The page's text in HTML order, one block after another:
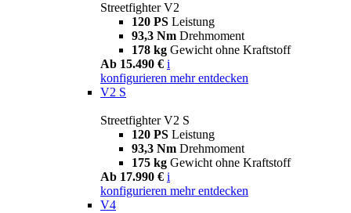
Streetfighter V2
120 PS Leistung
93,3 Nm Drehmoment
178 kg Gewicht ohne Kraftstoff
Ab 15.490 € i
konfigurieren mehr entdecken
V2 S
Streetfighter V2 S
120 PS Leistung
93,3 Nm Drehmoment
175 kg Gewicht ohne Kraftstoff
Ab 17.990 € i
konfigurieren mehr entdecken
V4